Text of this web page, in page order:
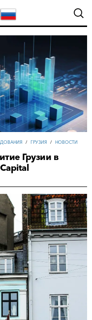
/ ГРУЗИЯ / НОВОСТИ
Грузии в